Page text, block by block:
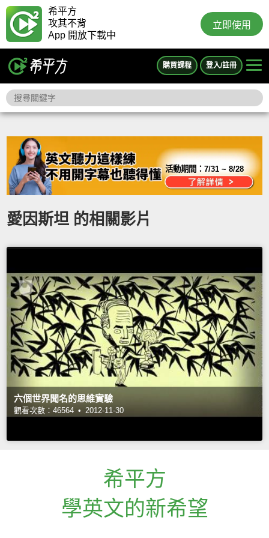
希平方
攻其不背
App 開放下載中
立即使用
購買課程 登入/註冊
活動期間：7/31 ~ 8/28
愛因斯坦 的相關影片
六個世界聞名的思維實驗
觀看次數：46564 • 2012-11-30
希平方
學英文的新希望